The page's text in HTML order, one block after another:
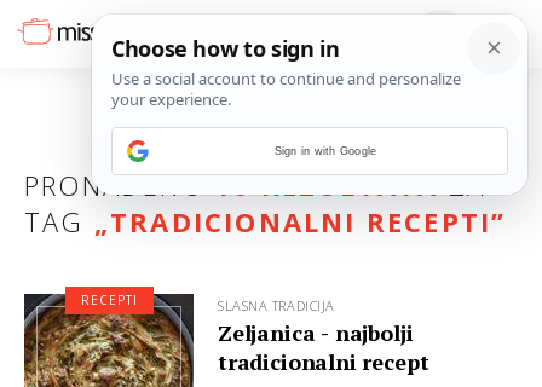
PRONAĐENO16 REZULTATAZA
TAG „TRADICIONALNI RECEPTI”
SLASNA TRADICIJA
Zeljanica - najbolji
tradicionalni recept
RECEPTI
Sign in with Google